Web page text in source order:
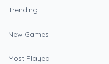
Trending
New Games
Most Played